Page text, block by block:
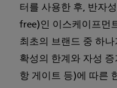
터를 사용한 후, 반자
free)인 이스케이프먼
최초의 브랜드 중 하
확성의 한계와 자성
항 게이트 등)에 따른